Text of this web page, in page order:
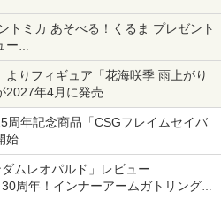
各3色
トミカ あそべる！くるま プレゼント
ー
司ならではの体験とコラボの楽しさを
よりフィギュア「花海咲季 雨上がり
2027年4月に発売
周年記念商品「CSGフレイムセイバ
始
ムレオパルド」レビュー
周年！インナーアームガトリングの